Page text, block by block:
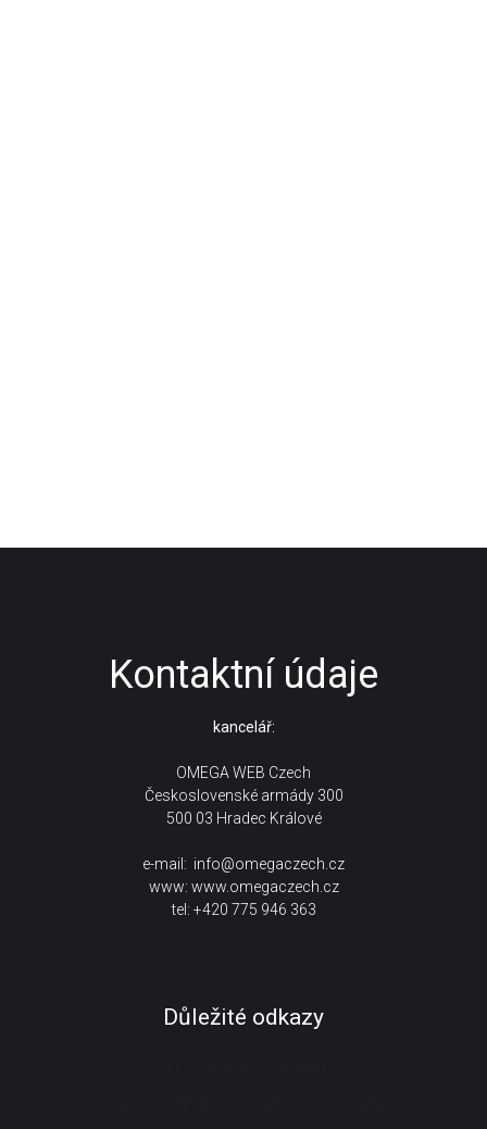
Kontaktní údaje
kancelář:
OMEGA WEB Czech
Československé armády 300
500 03 Hradec Králové
e-mail: info@omegaczech.cz
www: www.omegaczech.cz
tel: +420 775 946 363
Důležité odkazy